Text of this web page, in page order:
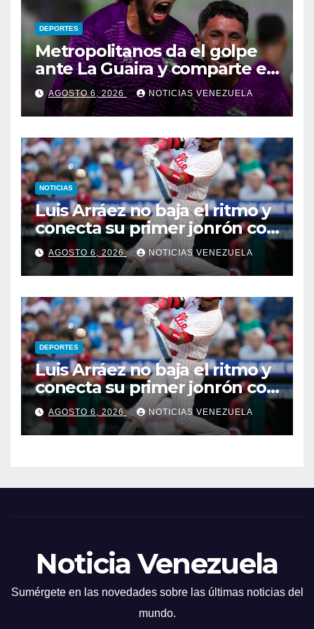
DEPORTES
Metropolitanos da el golpe
ante La Guaira y comparte el
liderato
AGOSTO 6, 2026 NOTICIAS VENEZUELA
NOTICIAS
Luis Arráez no baja el ritmo y
conecta su primer jonrón con
los Filis
AGOSTO 6, 2026 NOTICIAS VENEZUELA
DEPORTES
Luis Arráez no baja el ritmo y
conecta su primer jonrón con
los Filis
AGOSTO 6, 2026 NOTICIAS VENEZUELA
Noticia Venezuela
Sumérgete en las novedades sobre las últimas noticias del
mundo.